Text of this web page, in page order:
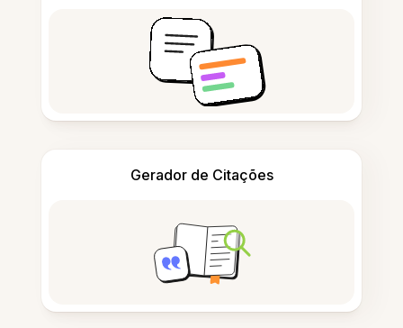
Gerador de Citações